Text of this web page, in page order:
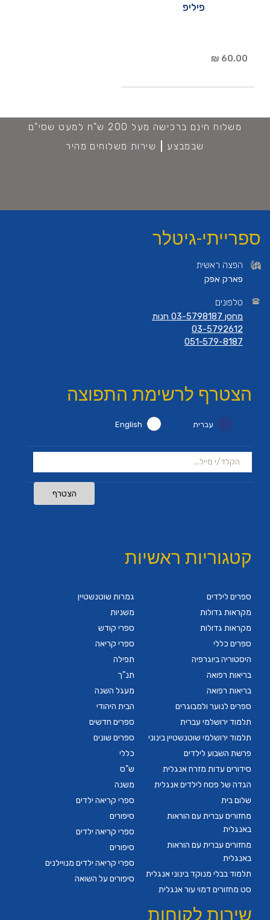
פיליפ
60.00 ₪
משלוח חינם ברכישה מעל 200 ש"ח למעט שסי"ם
שבמבצע
שירות משלוחים מהיר
ספרייתי-גיטלר
הפצה ראשית
פארק אפק
טלפונים
מחסן 03-5798187 חנות
03-5792612
051-579-8187
הצטרף לרשימת התפוצה
עברית English
הצטרף
קטגוריות ראשיות
גמרות שוטנשטיין
משניות
ספרי קודש
ספרי קריאה
תפילה
תנ"ך
מעגל השנה
הבית היהודי
ספרים חדשים
ספרים שונים
כללי
ש"ס
משנה
ספרי קריאה ילדים
סיפורים
ספרי קריאה ילדים
סיפורים
ספרי קריאה ילדים מנויילנים
סיפורים על השואה
ספרים לילדים
מקראות גדולות
מקראות גדולות
ספרים כללי
היסטוריה ביוגרפיה
בריאות רפואה
בריאות רפואה
ספרים לנוער ולמבוגרים
תלמוד ירושלמי עברית
תלמוד ירושלמי שוטנשטיין בינוני
פרשת השבוע לילדים
סידורים עדות מזרח אנגלית
הגדה של פסח לילדים אנגלית
שלום בית
מחזורים עברית עם הוראות
באנגלית
מחזורים עברית עם הוראות
באנגלית
תלמוד בבלי מנוקד בינוני אנגלית
סט מחזורים דמוי עור אנגלית
שירות לקוחות